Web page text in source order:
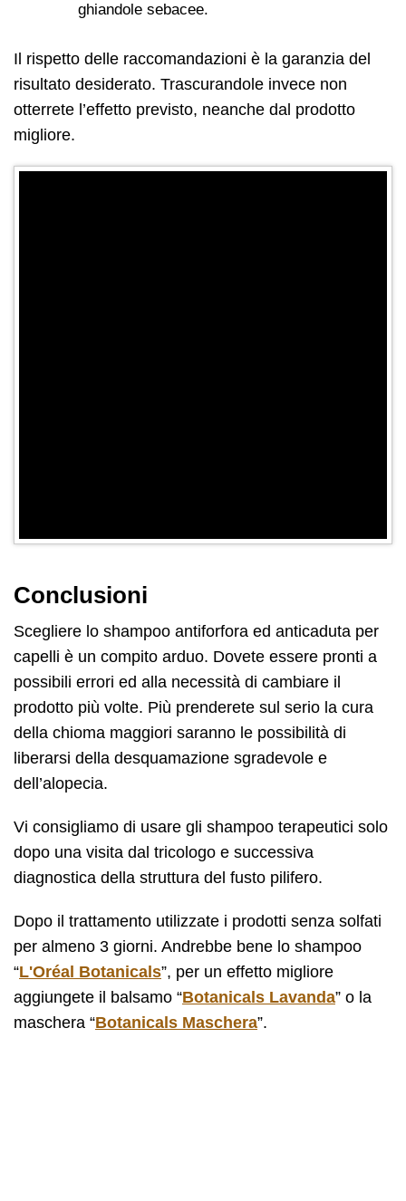
ghiandole sebacee.
Il rispetto delle raccomandazioni è la garanzia del
risultato desiderato. Trascurandole invece non
otterrete l’effetto previsto, neanche dal prodotto
migliore.
Conclusioni
Scegliere lo shampoo antiforfora ed anticaduta per
capelli è un compito arduo. Dovete essere pronti a
possibili errori ed alla necessità di cambiare il
prodotto più volte. Più prenderete sul serio la cura
della chioma maggiori saranno le possibilità di
liberarsi della desquamazione sgradevole e
dell’alopecia.
Vi consigliamo di usare gli shampoo terapeutici solo
dopo una visita dal tricologo e successiva
diagnostica della struttura del fusto pilifero.
Dopo il trattamento utilizzate i prodotti senza solfati
per almeno 3 giorni. Andrebbe bene lo shampoo
“L'Oréal Botanicals”, per un effetto migliore
aggiungete il balsamo “Botanicals Lavanda” o la
maschera “Botanicals Maschera”.